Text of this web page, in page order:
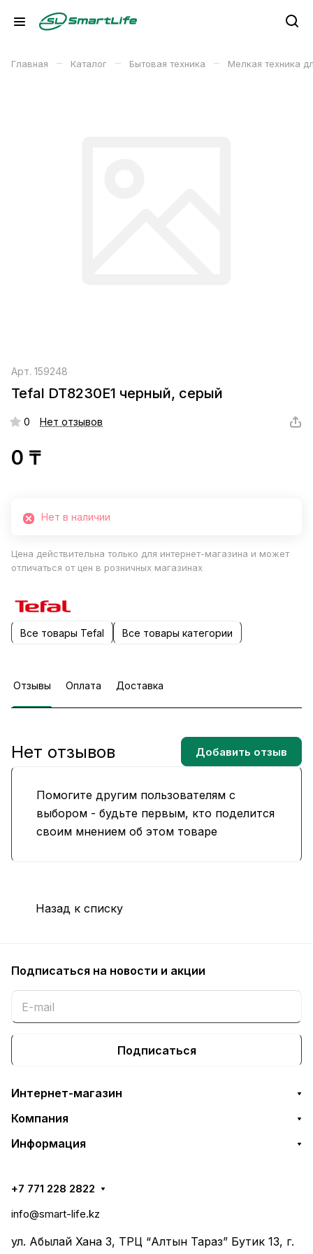
Главная – Каталог – Бытовая техника – Мелкая техника
Арт. 159248
Tefal DT8230E1 черный, серый
0 Нет отзывов
0 ₸
Нет в наличии
Цена действительна только для интернет-магазина и может
отличаться от цен в розничных магазинах
Все товары Tefal Все товары категории
Отзывы Оплата Доставка
Помогите другим пользователям с
выбором - будьте первым, кто поделится
своим мнением об этом товаре
Нет отзывов Добавить отзыв
Назад к списку
Подписаться на новости и акции
Подписаться
Интернет-магазин
Компания
Информация
+7 771 228 2822
info@smart-life.kz
ул. Абылай Хана 3, ТРЦ “Алтын Тараз” Бутик 13, г.